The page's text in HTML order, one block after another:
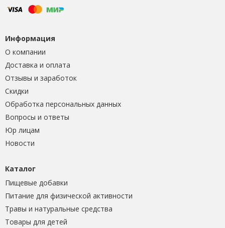
Информация
О компании
Доставка и оплата
Отзывы и заработок
Скидки
Обработка персональных данных
Вопросы и ответы
Юр лицам
Новости
Каталог
Пищевые добавки
Питание для физической активности
Травы и натуральные средства
Товары для детей